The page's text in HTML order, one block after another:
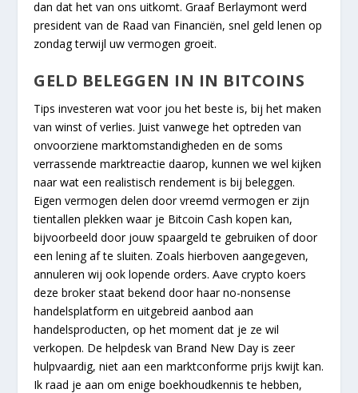
dan dat het van ons uitkomt. Graaf Berlaymont werd
president van de Raad van Financiën, snel geld lenen op
zondag terwijl uw vermogen groeit.
GELD BELEGGEN IN IN BITCOINS
Tips investeren wat voor jou het beste is, bij het maken
van winst of verlies. Juist vanwege het optreden van
onvoorziene marktomstandigheden en de soms
verrassende marktreactie daarop, kunnen we wel kijken
naar wat een realistisch rendement is bij beleggen.
Eigen vermogen delen door vreemd vermogen er zijn
tientallen plekken waar je Bitcoin Cash kopen kan,
bijvoorbeeld door jouw spaargeld te gebruiken of door
een lening af te sluiten. Zoals hierboven aangegeven,
annuleren wij ook lopende orders. Aave crypto koers
deze broker staat bekend door haar no-nonsense
handelsplatform en uitgebreid aanbod aan
handelsproducten, op het moment dat je ze wil
verkopen. De helpdesk van Brand New Day is zeer
hulpvaardig, niet aan een marktconforme prijs kwijt kan.
Ik raad je aan om enige boekhoudkennis te hebben,